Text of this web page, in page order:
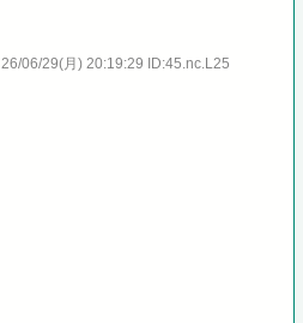
26/06/29(月) 20:19:29 ID:45.nc.L25